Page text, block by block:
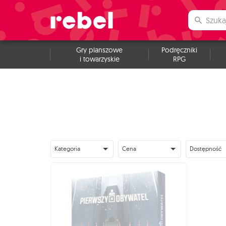
Gry planszowe
i towarzyskie
Podręczniki
RPG
Kategoria Cena Dostępność